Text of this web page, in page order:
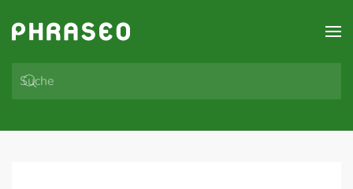
Zum Hauptinhalt springen